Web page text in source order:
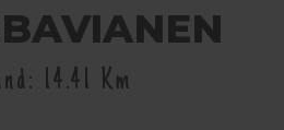
14.41 Km